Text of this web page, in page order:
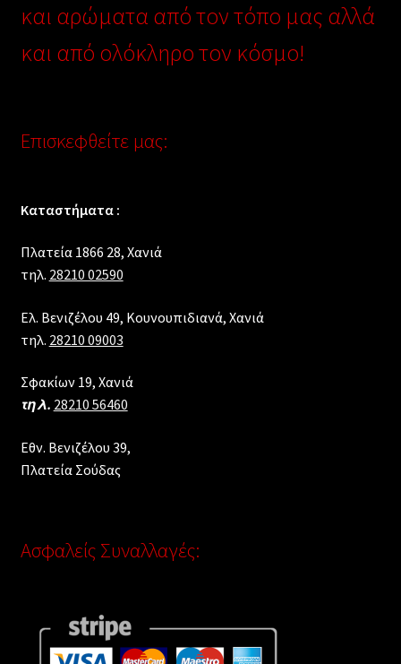
και αρώματα από τον τόπο μας αλλά
και από ολόκληρο τον κόσμο!
Επισκεφθείτε μας:
Καταστήματα :
Πλατεία 1866 28, Xανιά
τηλ. 28210 02590
Ελ. Βενιζέλου 49, Κουνουπιδιανά, Χανιά
τηλ. 28210 09003
Σφακίων 19, Χανιά
τηλ. 28210 56460
Εθν. Βενιζέλου 39,
Πλατεία Σούδας
Ασφαλείς Συναλλαγές: